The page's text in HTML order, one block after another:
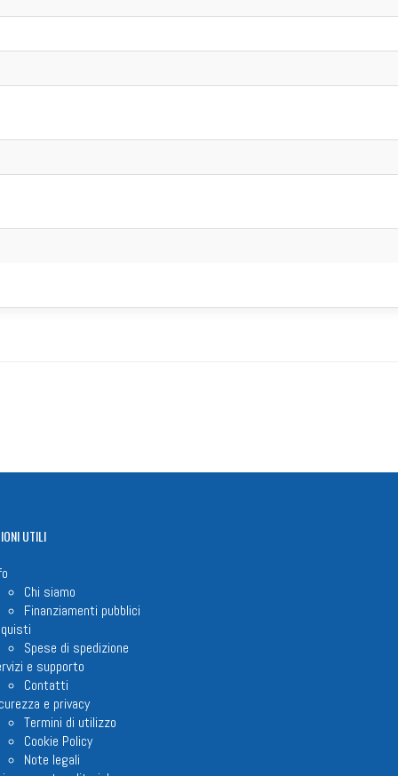
UTILI
Chi siamo
Finanziamenti pubblici
Spese di spedizione
e supporto
Contatti
e privacy
Termini di utilizzo
Cookie Policy
Note legali